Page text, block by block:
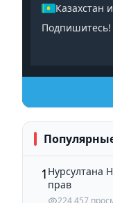
Казахстан
Подпишитесь!
1 Нурсултана
прав
224,457